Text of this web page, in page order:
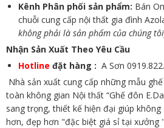
Kênh Phân phối sản phẩm: Bán
chuỗi cung cấp nội thất gia đình
không phải là sản phẩm của chúng
Nhận Sản Xuất Theo Yêu Cầu
Hotline đặt hàng : A Sơn
Nhà sản xuất cung cấp những mẫu
toàn không gian Nội thất “Ghế đôn
sang trọng, thiết kế hiện đại giúp
hơn, đẹp hơn "đặc biệt giá sỉ tại xưởng